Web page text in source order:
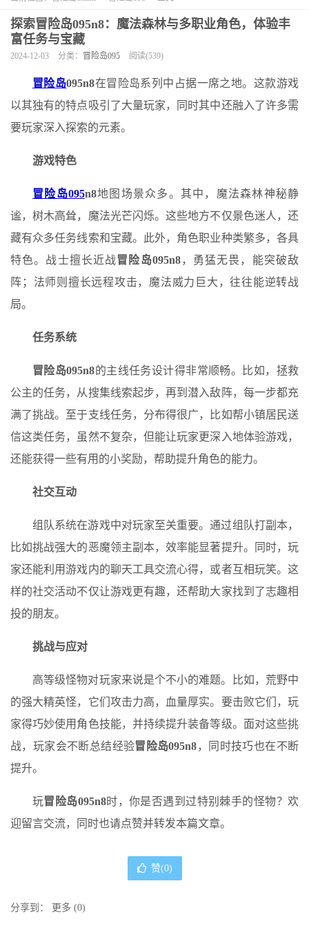
探索冒险岛095n8：魔法森林与多职业角色，体验丰
富任务与宝藏
2024-12-03 分类： 冒险岛095 阅读(539)
冒险岛095n8在冒险岛系列中占据一席之地。这款游戏
以其独有的特点吸引了大量玩家，同时其中还融入了许多需
要玩家深入探索的元素。
游戏特色
冒险岛095n8地图场景众多。其中，魔法森林神秘静
谧，树木高耸，魔法光芒闪烁。这些地方不仅景色迷人，还
藏有众多任务线索和宝藏。此外，角色职业种类繁多，各具
特色。战士擅长近战冒险岛095n8，勇猛无畏，能突破敌
阵；法师则擅长远程攻击，魔法威力巨大，往往能逆转战
局。
任务系统
冒险岛095n8的主线任务设计得非常顺畅。比如，拯救
公主的任务，从搜集线索起步，再到潜入敌阵，每一步都充
满了挑战。至于支线任务，分布得很广，比如帮小镇居民送
信这类任务，虽然不复杂，但能让玩家更深入地体验游戏，
还能获得一些有用的小奖励，帮助提升角色的能力。
社交互动
组队系统在游戏中对玩家至关重要。通过组队打副本，
比如挑战强大的恶魔领主副本，效率能显著提升。同时，玩
家还能利用游戏内的聊天工具交流心得，或者互相玩笑。这
样的社交活动不仅让游戏更有趣，还帮助大家找到了志趣相
投的朋友。
挑战与应对
高等级怪物对玩家来说是个不小的难题。比如，荒野中
的强大精英怪，它们攻击力高，血量厚实。要击败它们，玩
家得巧妙使用角色技能，并持续提升装备等级。面对这些挑
战，玩家会不断总结经验冒险岛095n8，同时技巧也在不断
提升。
玩冒险岛095n8时，你是否遇到过特别棘手的怪物？欢
迎留言交流，同时也请点赞并转发本篇文章。
赞(0)
分享到： 更多 (0)